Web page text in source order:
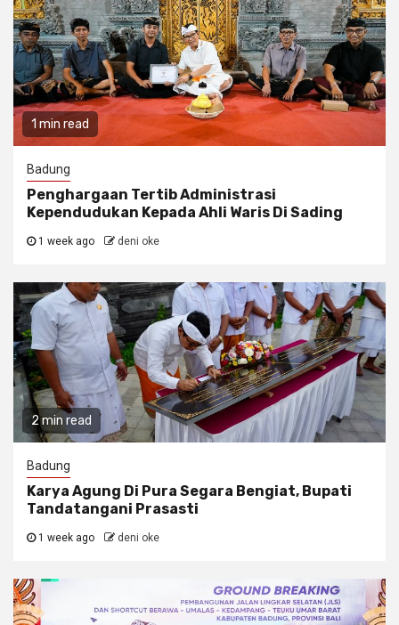
1 min read
Badung
Penghargaan Tertib Administrasi
Kependudukan Kepada Ahli Waris Di Sading
1 week ago deni oke
2 min read
Badung
Karya Agung Di Pura Segara Bengiat, Bupati
Tandatangani Prasasti
1 week ago deni oke